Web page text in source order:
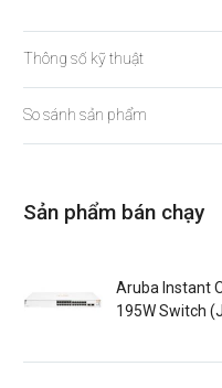
Thông số kỹ thuật
So sánh sản phẩm
Sản phẩm bán chạy
Aruba Instant
195W Switch